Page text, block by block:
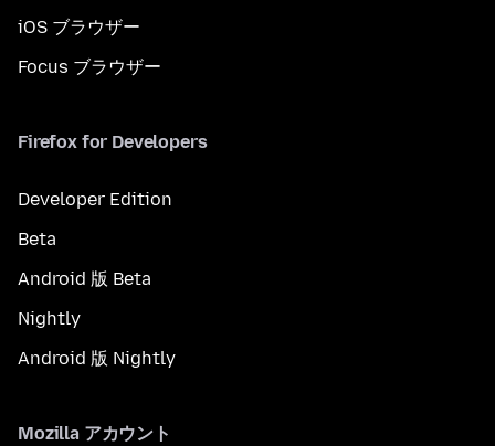
iOS ブラウザー
Focus ブラウザー
Firefox for Developers
Developer Edition
Beta
Android 版 Beta
Nightly
Android 版 Nightly
Mozilla アカウント